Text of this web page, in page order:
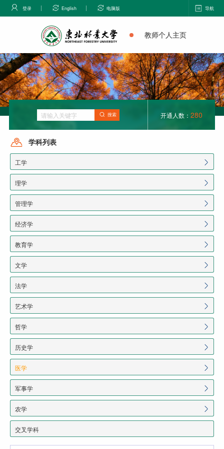
登录 English 电脑版 导航
教师个人主页
搜索 开通人数： 280
学科列表
工学
理学
管理学
经济学
教育学
文学
法学
艺术学
哲学
历史学
医学
军事学
农学
交叉学科